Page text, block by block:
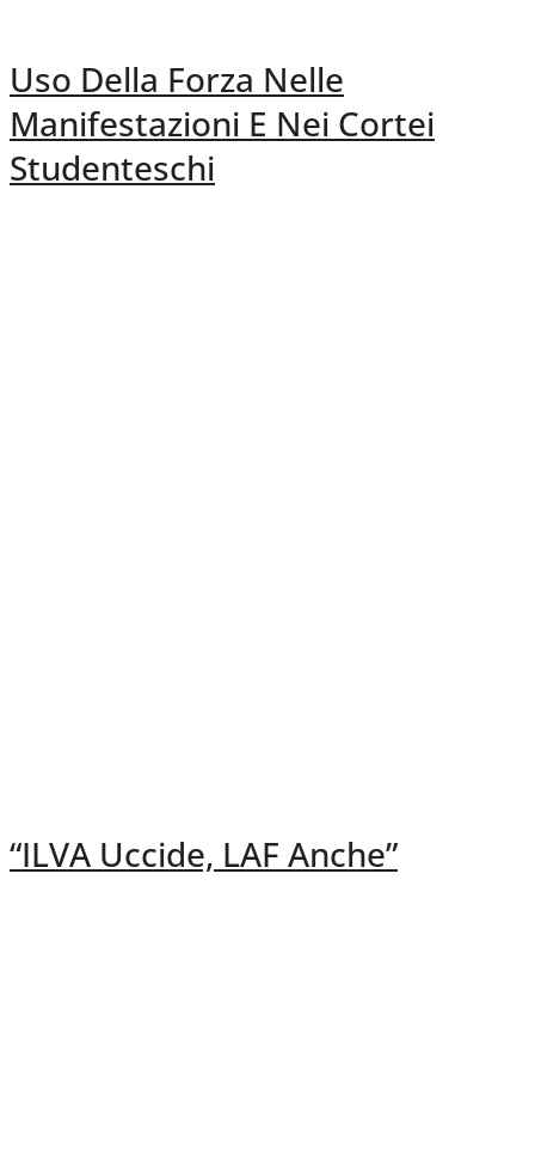
Uso Della Forza Nelle
Manifestazioni E Nei Cortei
Studenteschi
“ILVA Uccide, LAF Anche”